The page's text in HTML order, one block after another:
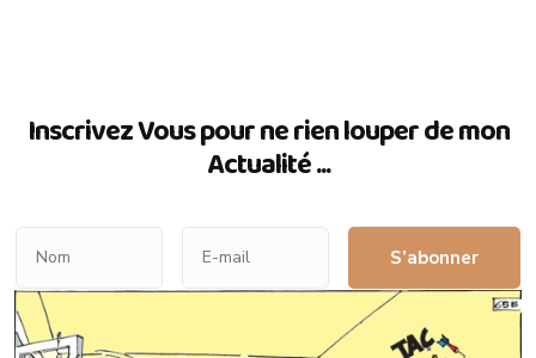
Inscrivez Vous pour ne rien louper de mon
Actualité ...
S’abonner